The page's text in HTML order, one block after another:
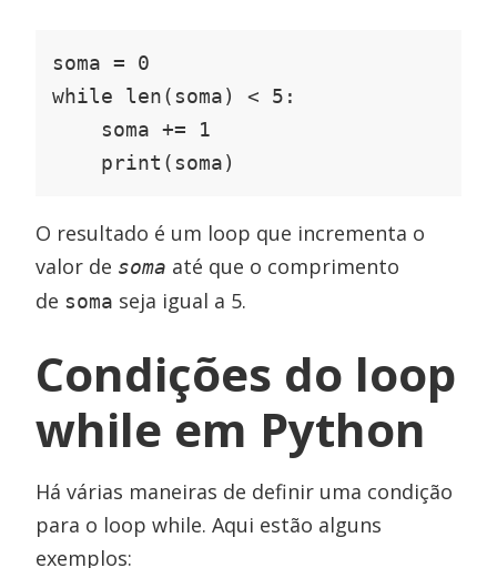
soma = 0
while len(soma) < 5:
    print(soma)
O resultado é um loop que incrementa o
valor de soma até que o comprimento
de soma seja igual a 5.
Condições do loop
while em Python
Há várias maneiras de definir uma condição
para o loop while. Aqui estão alguns
exemplos: